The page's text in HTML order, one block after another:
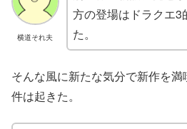
横道それ夫
方の登場はドラクエ3
た。
そんな風に新たな気分で新作を
件は起きた。